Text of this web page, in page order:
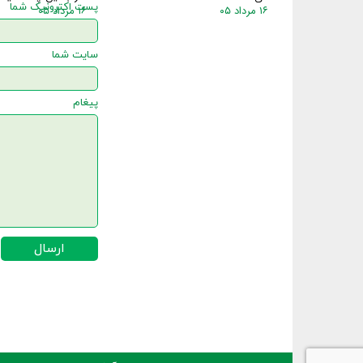
۱۶ مرداد ۰۵
۱۶ مرداد ۰۵
نام شما
پست اکترونیک شما